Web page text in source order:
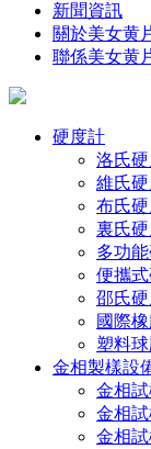
新聞資訊
關於美女黄
聯係美女黄
硬度計
洛氏
維氏
布氏
裏氏
多功
便攜
邵氏
國際
塑料
金相製樣設
金相
金相
金相